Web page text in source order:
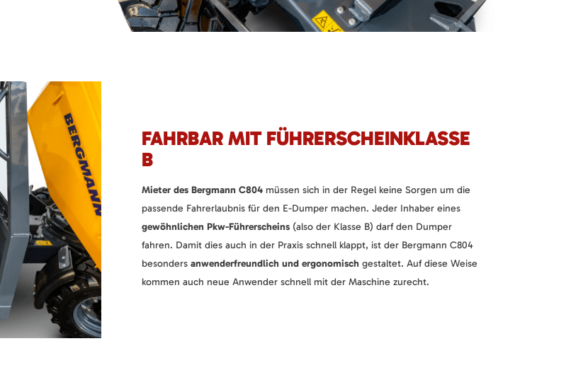
FAHRBAR MIT FÜHRERSCHEINKLASSE
B
Mieter des Bergmann C804 müssen sich in der Regel keine Sorgen um die
passende Fahrerlaubnis für den E-Dumper machen. Jeder Inhaber eines
gewöhnlichen Pkw-Führerscheins (also der Klasse B) darf den Dumper
fahren. Damit dies auch in der Praxis schnell klappt, ist der Bergmann C804
besonders anwenderfreundlich und ergonomisch gestaltet. Auf diese Weise
kommen auch neue Anwender schnell mit der Maschine zurecht.